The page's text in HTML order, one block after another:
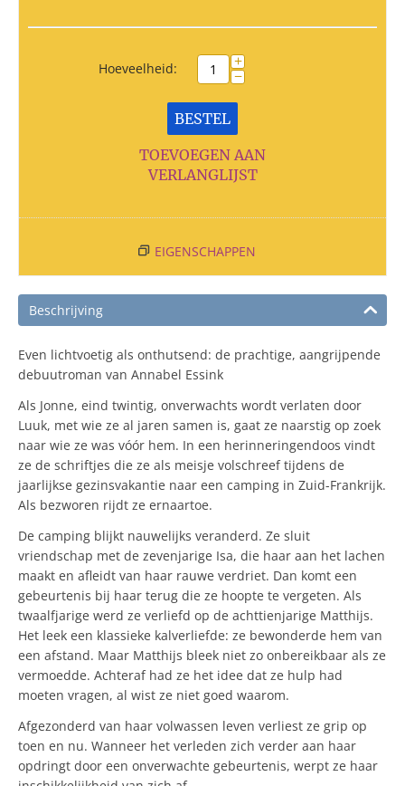
Hoeveelheid: +
−
BESTEL
TOEVOEGEN AAN
VERLANGLIJST
EIGENSCHAPPEN
Beschrijving
Even lichtvoetig als onthutsend: de prachtige, aangrijpende
debuutroman van Annabel Essink
Als Jonne, eind twintig, onverwachts wordt verlaten door
Luuk, met wie ze al jaren samen is, gaat ze naarstig op zoek
naar wie ze was vóór hem. In een herinneringendoos vindt
ze de schriftjes die ze als meisje volschreef tijdens de
jaarlijkse gezinsvakantie naar een camping in Zuid-Frankrijk.
Als bezworen rijdt ze ernaartoe.
De camping blijkt nauwelijks veranderd. Ze sluit
vriendschap met de zevenjarige Isa, die haar aan het lachen
maakt en afleidt van haar rauwe verdriet. Dan komt een
gebeurtenis bij haar terug die ze hoopte te vergeten. Als
twaalfjarige werd ze verliefd op de achttienjarige Matthijs.
Het leek een klassieke kalverliefde: ze bewonderde hem van
een afstand. Maar Matthijs bleek niet zo onbereikbaar als ze
vermoedde. Achteraf had ze het idee dat ze hulp had
moeten vragen, al wist ze niet goed waarom.
Afgezonderd van haar volwassen leven verliest ze grip op
toen en nu. Wanneer het verleden zich verder aan haar
opdringt door een onverwachte gebeurtenis, werpt ze haar